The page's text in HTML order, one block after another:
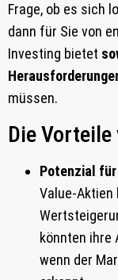
Frage, ob es sich
dann für Sie von
Investing bietet
müssen.
Die Vorteile
Potenzial
Value-
könnten ihre
wenn der